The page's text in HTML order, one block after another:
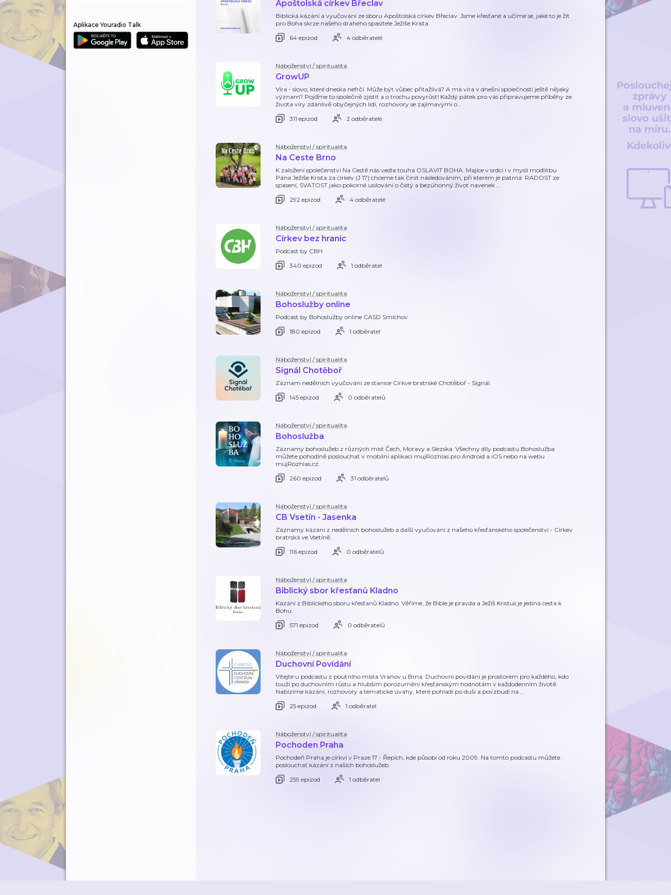
Aplikace Youradio Talk
Apoštolská církev Břeclav
Biblická kázání a vyučování ze sboru Apoštolská církev Břeclav. Jsme křesťané a učíme se, jaké to je žít
pro Boha skrze našeho drahého spasitele Ježíše Krista.
64 epizod
4 odběratelé
Náboženství / spiritualita
GrowUP
Víra - slovo, které dneska nefrčí. Může být vůbec přitažlivá? A má víra v dnešní společnosti ještě nějaký
význam? Pojďme to společně zjistit a o trochu povyrůst! Každý pátek pro vás připravujeme příběhy ze
života víry zdánlivě obyčejných lidí, rozhovory se zajímavými o…
311 epizod
2 odběratelé
Náboženství / spiritualita
Na Ceste Brno
K založení společenství Na Cestě nás vedla touha OSLAVIT BOHA. Majíce v srdci i v mysli modlitbu
Pána Ježíše Krista za církev (J 17) chceme tak činit následováním, při kterém je patrná: RADOST ze
spasení, SVATOST jako pokorné usilování o čistý a bezúhonný život navenek …
292 epizod
4 odběratelé
Náboženství / spiritualita
Církev bez hranic
Podcast by CBH
340 epizod
1 odběratel
Náboženství / spiritualita
Bohoslužby online
Podcast by Bohoslužby online CASD Smíchov
180 epizod
1 odběratel
Náboženství / spiritualita
Signál Chotěboř
Záznam nedělních vyučování ze stanice Církve bratrské Chotěboř - Signál.
145 epizod
0 odběratelů
Náboženství / spiritualita
Bohoslužba
Záznamy bohoslužeb z různých míst Čech, Moravy a Slezska. Všechny díly podcastu Bohoslužba
můžete pohodlně poslouchat v mobilní aplikaci mujRozhlas pro Android a iOS nebo na webu
mujRozhlas.cz.
260 epizod
31 odběratelů
Náboženství / spiritualita
CB Vsetín - Jasenka
Záznamy kázání z nedělních bohoslužeb a další vyučování z našeho křesťanského společenství - Církev
bratrská ve Vsetíně.
116 epizod
0 odběratelů
Náboženství / spiritualita
Biblický sbor křesťanů Kladno
Kázání z Biblického sboru křesťanů Kladno. Věříme, že Bible je pravda a Ježíš Kristus je jediná cesta k
Bohu.
571 epizod
0 odběratelů
Náboženství / spiritualita
Duchovní Povídání
Vítejte u podcastu z poutního místa Vranov u Brna. Duchovní povídání je prostorem pro každého, kdo
touží po duchovním růstu a hlubším porozumění křesťanským hodnotám v každodenním životě.
Nabízíme kázání, rozhovory a tematické úvahy, které pohladí po duši a povzbudí na …
25 epizod
1 odběratel
Náboženství / spiritualita
Pochoden Praha
Pochodeň Praha je církví v Praze 17 - Řepích, kde působí od roku 2009. Na tomto podcastu můžete
poslouchat kázání z našich bohoslužeb.
259 epizod
1 odběratel